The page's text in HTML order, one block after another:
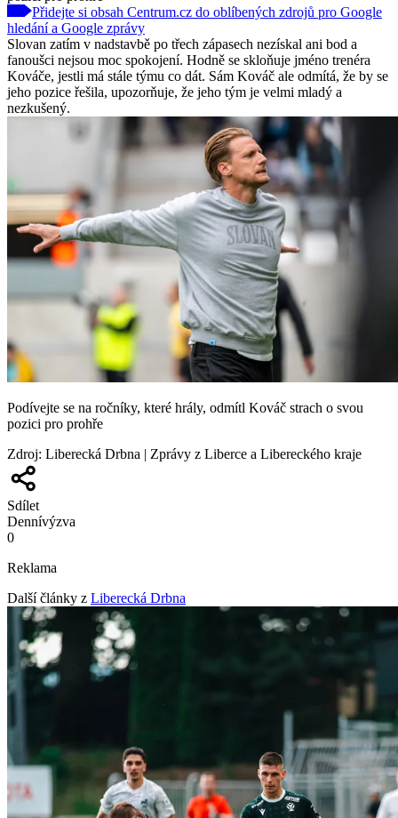
Přidejte si obsah Centrum.cz do oblíbených zdrojů pro Google
hledání a Google zprávy
Slovan zatím v nadstavbě po třech zápasech nezískal ani bod a
fanoušci nejsou moc spokojení. Hodně se skloňuje jméno trenéra
Kováče, jestli má stále týmu co dát. Sám Kováč ale odmítá, že by se
jeho pozice řešila, upozorňuje, že jeho tým je velmi mladý a
nezkušený.
Podívejte se na ročníky, které hrály, odmítl Kováč strach o svou
pozici pro prohře
Zdroj: Liberecká Drbna | Zprávy z Liberce a Libereckého kraje
Sdílet
Dennívýzva
0
Reklama
Další články z Liberecká Drbna